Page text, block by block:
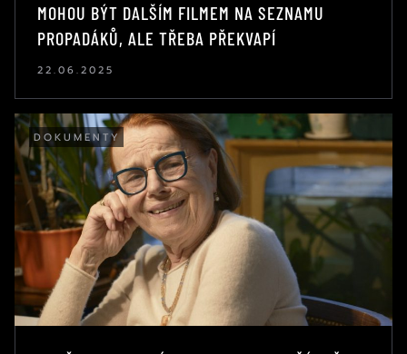
MOHOU BÝT DALŠÍM FILMEM NA SEZNAMU
PROPADÁKŮ, ALE TŘEBA PŘEKVAPÍ
22.06.2025
DOKUMENTY